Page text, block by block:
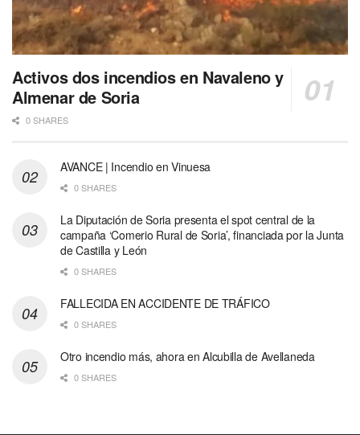
Activos dos incendios en Navaleno y
Almenar de Soria
0 SHARES
AVANCE | Incendio en Vinuesa
0 SHARES
La Diputación de Soria presenta el spot central de la
campaña ‘Comerio Rural de Soria’, financiada por la Junta
de Castilla y León
0 SHARES
FALLECIDA EN ACCIDENTE DE TRÁFICO
0 SHARES
Otro incendio más, ahora en Alcubilla de Avellaneda
0 SHARES